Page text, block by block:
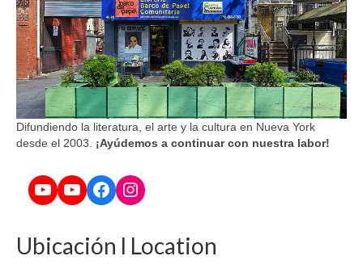
Difundiendo la literatura, el arte y la cultura en Nueva York
desde el 2003. ¡Ayúdemos a continuar con nuestra labor!
YouTube
YouTube
Facebook
Instagram
Ubicación l Location